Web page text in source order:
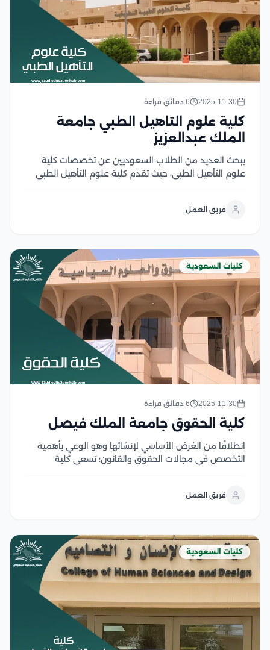
2025-11-30 6 دقائق قراءة
كلية علوم التاهيل الطبي جامعة
الملك عبدالعزيز
يبحث العديد من الطلاب السعوديين عن تخصصات كلية
علوم التأهيل الطبي، حيث تقدم كلية علوم التأهيل الطبي
الطبي، حيث توفر الكلية بيئة تعليمية...
فريق العمل
كليات السعودية
2025-11-30 6 دقائق قراءة
كلية الحقوق جامعة الملك فيصل
انطلاقًا من الغرض الأساسي لإنشائها وهو الوعي بأهمية
التخصص في مجالات الحقوق والقانون؛ تسعى كلية
المهارات المتنوعة اللازمة لتأهيلهم للمنافسة في أسواق
فريق العمل
كليات السعودية